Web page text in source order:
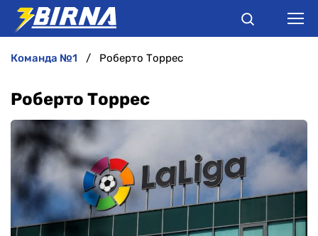
АНАЛІТИКА
ІНТЕРВ'Ю
РІЗНЕ
БУКМЕКЕРИ
команда №1 Роберто Торрес
Роберто Торрес